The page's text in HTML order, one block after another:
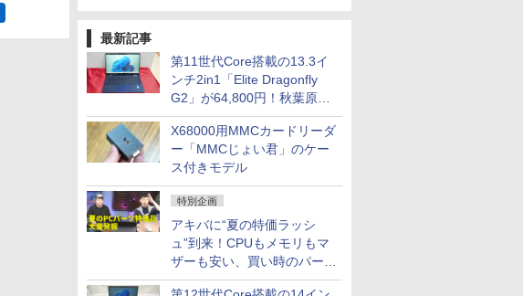
最新記事
第11世代Core搭載の13.3イ
ンチ2in1「Elite Dragonfly
G2」が64,800円！秋葉原で
中古PCセール
X68000用MMCカードリーダ
ー「MMCじょい君」のケー
ス付きモデル
特別企画
アキバに“夏の特価ラッシ
ュ”到来！CPUもメモリもマ
ザーも安い、買い時のパーツ
は？【8月7日(金)22時配信】